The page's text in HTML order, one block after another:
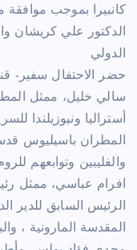
كانبيرا بموجب موافقة
الدكتور علي كريشان
الدولي
حضر الاحتفال سفير-
سالي خليل، ممثل
أستراليا ونيوزيلندا
المطران باسيليوس
والفليبين وتوابعهم
افرام عباسي، ممثل
الرئيس السابق للدير
المقدسة المارونية ،